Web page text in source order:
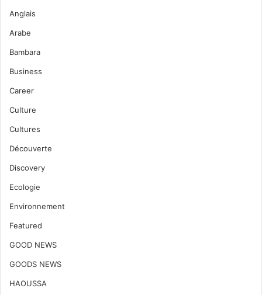
Anglais
Arabe
Bambara
Business
Career
Culture
Cultures
Découverte
Discovery
Ecologie
Environnement
Featured
GOOD NEWS
GOODS NEWS
HAOUSSA